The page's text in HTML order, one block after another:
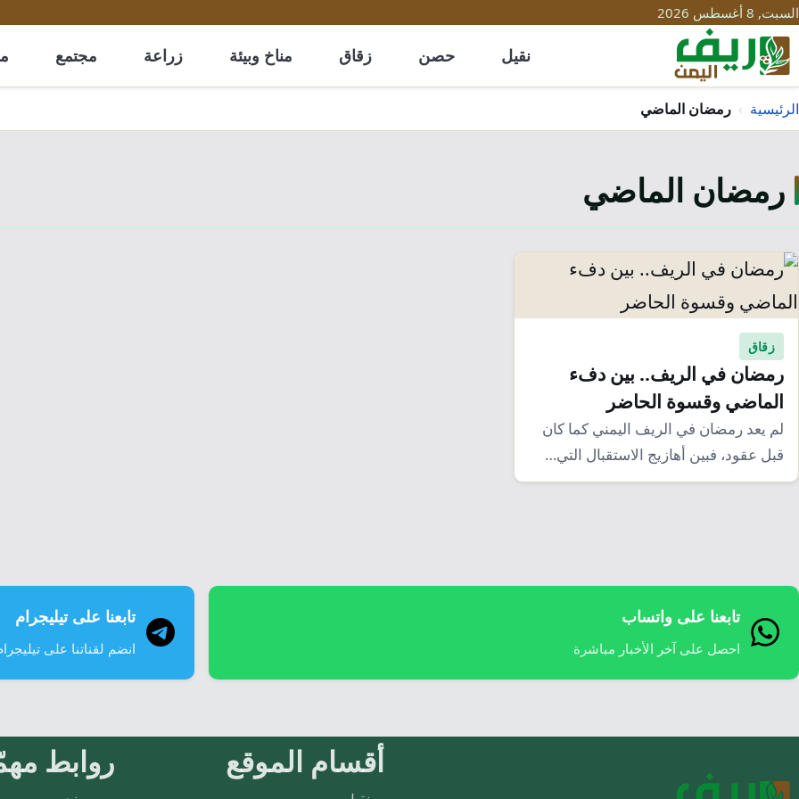
السبت, 8 أغسطس 2026
نقيل حصن زقاق مناخ وبيئة زراعة مجتمع
الرئيسية › رمضان الماضي
رمضان الماضي
زقاق
رمضان في الريف.. بين دفء
الماضي وقسوة الحاضر
لم يعد رمضان في الريف اليمني كما كان
قبل عقود، فبين أهازيج الاستقبال التي…
تابعنا على واتساب
احصل على آخر الأخبار مباشرة
تابعنا على تيليجرام
انضم لقناتنا على
أقسام الموقع روابط